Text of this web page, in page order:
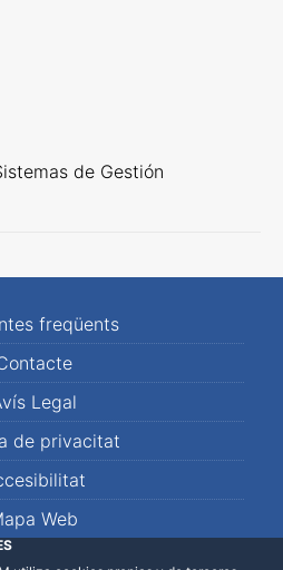
de Gestión
freqüents
Legal
de privacitat
Web